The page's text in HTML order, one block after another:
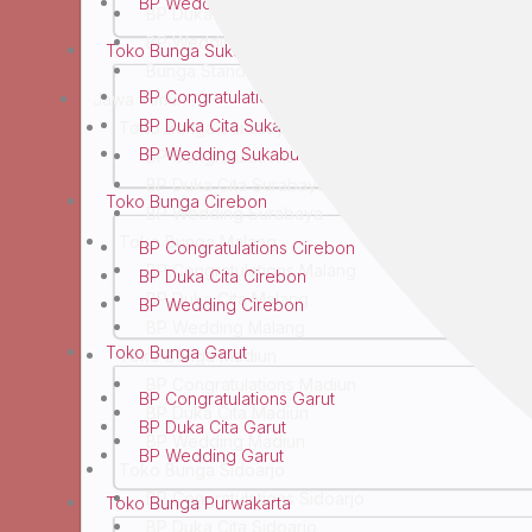
BP Duka Cita Yogyakarta
BP Wedding Yogyakarta
Bunga Standing Yogyakarta
Jawa Timur
Toko Bunga Surabaya
BP Congratulations Surabaya
BP Duka Cita Surabaya
BP Wedding Surabaya
Toko Bunga Malang
BP Congratulations Malang
BP Duka Cita Malang
Toko Bunga Madiun
BP Duka Cita Madiun
Toko Bunga Sidoarjo
BP Congratulations Sidoarjo
Toko Bunga Sukabumi
BP Congratulations Sukabumi
BP Duka Cita Sukabumi
BP Wedding Sukabumi
Toko Bunga Cirebon
BP Congratulations Cirebon
BP Duka Cita Cirebon
BP Wedding Cirebon
Toko Bunga Garut
BP Congratulations Garut
BP Duka Cita Garut
BP Wedding Garut
Toko Bunga Purwakarta